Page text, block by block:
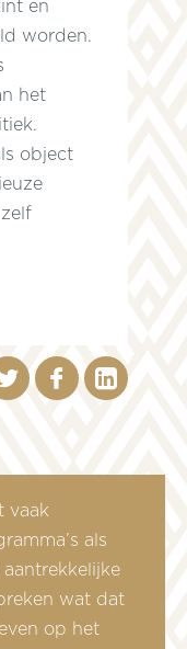
en
worden.
het
object
als
wat dat
op het